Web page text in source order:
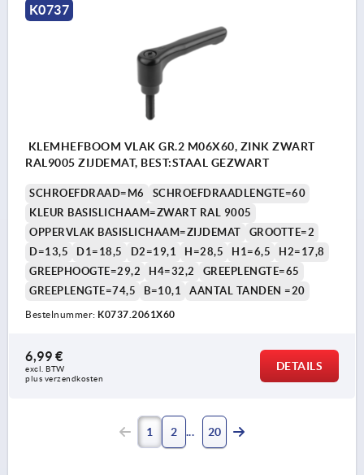
K0737
KLEMHEFBOOM VLAK GR.2 M06X60, ZINK ZWART
RAL9005 ZIJDEMAT, BEST:STAAL GEZWART
SCHROEFDRAAD=M6
SCHROEFDRAADLENGTE=60
KLEUR BASISLICHAAM=ZWART RAL 9005
OPPERVLAK BASISLICHAAM=ZIJDEMAT
GROOTTE=2
D=13,5
D1=18,5 D2=19,1 H=28,5 H1=6,5
H2=17,8
GREEPHOOGTE=29,2
H4=32,2
GREEPLENGTE=65
GREEPLENGTE=74,5
B=10,1 AANTAL TANDEN =20
Bestelnummer: K0737.2061X60
6,99 €
excl. BTW
plus verzendkosten
DETAILS
1 2 20